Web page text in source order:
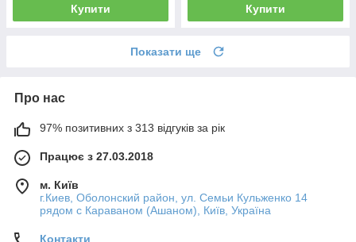
Купити Купити
Показати ще
Про нас
97% позитивних з 313 відгуків за рік
Працює з 27.03.2018
м. Київ
г.Киев, Оболонский район, ул. Семьи Кульженко 14
рядом с Караваном (Ашаном), Київ, Україна
Контакти